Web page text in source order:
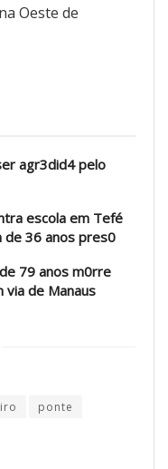
Oeste de
agr3did4 pelo
escola em Tefé
de 36 anos pres0
79 anos m0rre
de Manaus
ponte